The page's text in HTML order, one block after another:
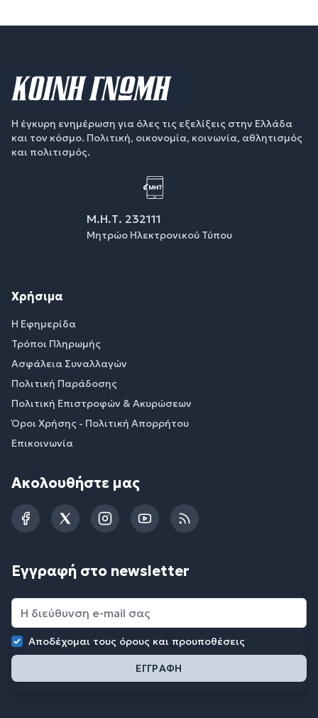
Η έγκυρη ενημέρωση για όλες τις εξελίξεις στην Ελλάδα
και τον κόσμο. Πολιτική, οικονομία, κοινωνία, αθλητισμός
και πολιτισμός.
Μ.Η.Τ. 232111
Μητρώο Ηλεκτρονικού Τύπου
Χρήσιμα
Η Εφημερίδα
Τρόποι Πληρωμής
Ασφάλεια Συναλλαγών
Πολιτική Παράδοσης
Πολιτική Επιστροφών & Ακυρώσεων
Όροι Χρήσης - Πολιτική Απορρήτου
Επικοινωνία
Ακολουθήστε μας
FacebookTwitterInstagramYouTubeRSS
Εγγραφή στο newsletter
Αποδέχομαι τους όρους και προυποθέσεις